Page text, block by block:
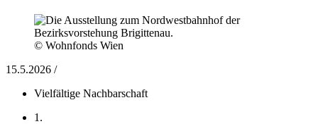
© Wohnfonds Wien
15.5.2026 /
Vielfältige Nachbarschaft
1.